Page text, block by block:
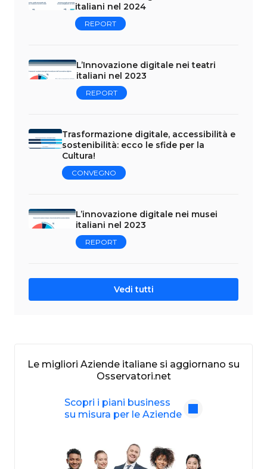
italiani nel 2024
REPORT
L’Innovazione digitale nei teatri
italiani nel 2023
REPORT
Trasformazione digitale, accessibilità e
sostenibilità: ecco le sfide per la
Cultura!
CONVEGNO
L’innovazione digitale nei musei
italiani nel 2023
REPORT
Vedi tutti
Le migliori Aziende italiane si aggiornano su
Osservatori.net
Scopri i piani business
su misura per le Aziende